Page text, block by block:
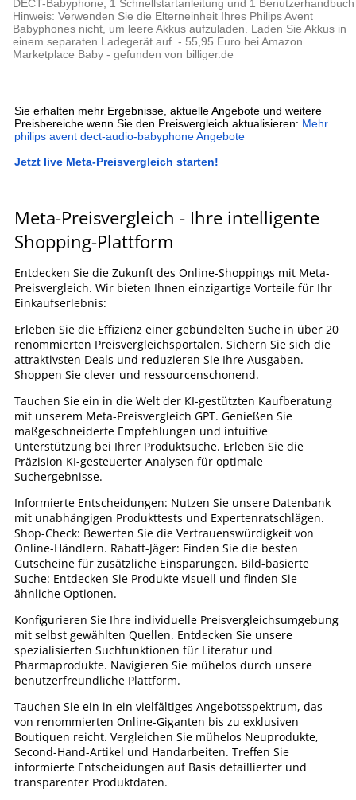
DECT-Babyphone, 1 Schnellstartanleitung und 1 Benutzerhandbuch
Hinweis: Verwenden Sie die Elterneinheit Ihres Philips Avent
Babyphones nicht, um leere Akkus aufzuladen. Laden Sie Akkus in
einem separaten Ladegerät auf. - 55,95 Euro bei Amazon
Marketplace Baby - gefunden von billiger.de
Sie erhalten mehr Ergebnisse, aktuelle Angebote und weitere
Preisbereiche wenn Sie den Preisvergleich aktualisieren: Mehr
philips avent dect-audio-babyphone Angebote
Jetzt live Meta-Preisvergleich starten!
Meta-Preisvergleich - Ihre intelligente
Shopping-Plattform
Entdecken Sie die Zukunft des Online-Shoppings mit Meta-
Preisvergleich. Wir bieten Ihnen einzigartige Vorteile für Ihr
Einkaufserlebnis:
Erleben Sie die Effizienz einer gebündelten Suche in über 20
renommierten Preisvergleichsportalen. Sichern Sie sich die
attraktivsten Deals und reduzieren Sie Ihre Ausgaben.
Shoppen Sie clever und ressourcenschonend.
Tauchen Sie ein in die Welt der KI-gestützten Kaufberatung
mit unserem Meta-Preisvergleich GPT. Genießen Sie
maßgeschneiderte Empfehlungen und intuitive
Unterstützung bei Ihrer Produktsuche. Erleben Sie die
Präzision KI-gesteuerter Analysen für optimale
Suchergebnisse.
Informierte Entscheidungen: Nutzen Sie unsere Datenbank
mit unabhängigen Produkttests und Expertenratschlägen.
Shop-Check: Bewerten Sie die Vertrauenswürdigkeit von
Online-Händlern. Rabatt-Jäger: Finden Sie die besten
Gutscheine für zusätzliche Einsparungen. Bild-basierte
Suche: Entdecken Sie Produkte visuell und finden Sie
ähnliche Optionen.
Konfigurieren Sie Ihre individuelle Preisvergleichsumgebung
mit selbst gewählten Quellen. Entdecken Sie unsere
spezialisierten Suchfunktionen für Literatur und
Pharmaprodukte. Navigieren Sie mühelos durch unsere
benutzerfreundliche Plattform.
Tauchen Sie ein in ein vielfältiges Angebotsspektrum, das
von renommierten Online-Giganten bis zu exklusiven
Boutiquen reicht. Vergleichen Sie mühelos Neuprodukte,
Second-Hand-Artikel und Handarbeiten. Treffen Sie
informierte Entscheidungen auf Basis detaillierter und
transparenter Produktdaten.